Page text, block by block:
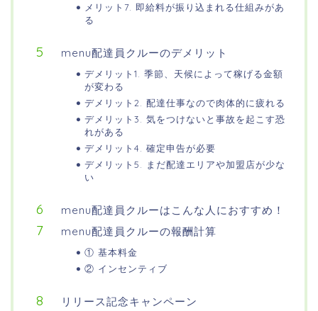
メリット7. 即給料が振り込まれる仕組みがあ
る
menu配達員クルーのデメリット
デメリット1. 季節、天候によって稼げる金額
が変わる
デメリット2. 配達仕事なので肉体的に疲れる
デメリット3. 気をつけないと事故を起こす恐
れがある
デメリット4. 確定申告が必要
デメリット5. まだ配達エリアや加盟店が少な
い
menu配達員クルーはこんな人におすすめ！
menu配達員クルーの報酬計算
① 基本料金
② インセンティブ
リリース記念キャンペーン